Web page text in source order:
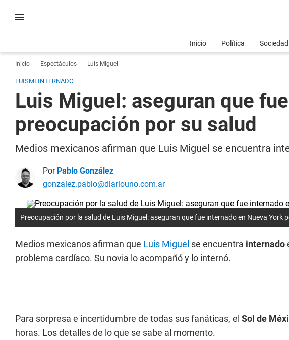
Inicio Política Sociedad
Inicio Espectáculos Luis Miguel
LUISMI INTERNADO
Luis Miguel: aseguran que
preocupación por su salud
Medios mexicanos afirman que Luis Miguel se encuentra
Por Pablo González
gonzalez.pablo@diariouno.com.ar
Preocupación por la salud de Luis Miguel: aseguran que fue internado en Nueva York
Medios mexicanos afirman que Luis Miguel se encuentra internado
problema cardíaco. Su novia lo acompañó y lo internó.
Para sorpresa e incertidumbre de todas sus fanáticas, el Sol de
horas. Los detalles de lo que se sabe al momento.